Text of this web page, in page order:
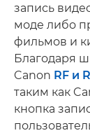
запись
моде либо
фильмов и
Благодаря
Canon RF и
таким как
кнопка